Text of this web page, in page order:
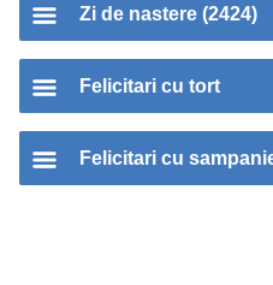
Zi de nastere (2424)
Felicitari cu tort
Felicitari cu